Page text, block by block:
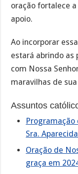
oração fortalece
apoio.
Ao incorporar
estará abrindo as
com Nossa
maravilhas de
Assuntos
Sra.
Oração de
graça em